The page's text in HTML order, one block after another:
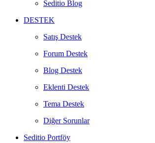
Seditio Blog
DESTEK
Satış Destek
Forum Destek
Blog Destek
Eklenti Destek
Tema Destek
Diğer Sorunlar
Seditio Portföy